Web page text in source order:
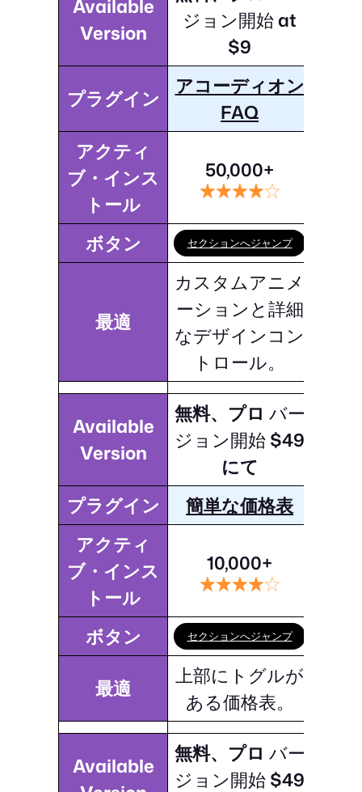
Available
Version
ジョン開始at
$9
プラグイン
アコーディオン
FAQ
アクティ
ブ・インス
トール
50,000+
ボタン セクションへジャンプ
最適
カスタムアニメ
ーションと詳細
なデザインコン
トロール。
Available
Version
無料、プロ バー
ジョン開始$49
にて
プラグイン
簡単な価格表
アクティ
ブ・インス
トール
10,000+
ボタン セクションへジャンプ
最適
上部にトグルが
ある価格表。
Available
無料、プロ バー
ジョン開始$49